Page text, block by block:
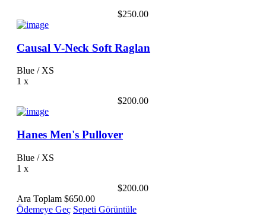
$250.00
Causal V-Neck Soft Raglan
Blue / XS
1 x
$200.00
Hanes Men's Pullover
Blue / XS
1 x
$200.00
Ara Toplam $650.00
Ödemeye Geç Sepeti Görüntüle